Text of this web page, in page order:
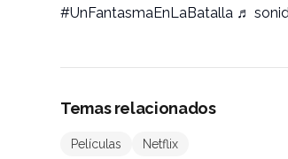
#UnFantasmaEnLaBatalla ♬
Temas relacionados
Películas Netflix